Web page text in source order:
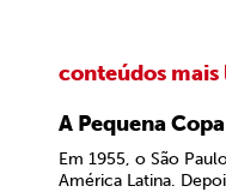
conteúdos mais
A Pequena
Em 1955, o São
América Latina.